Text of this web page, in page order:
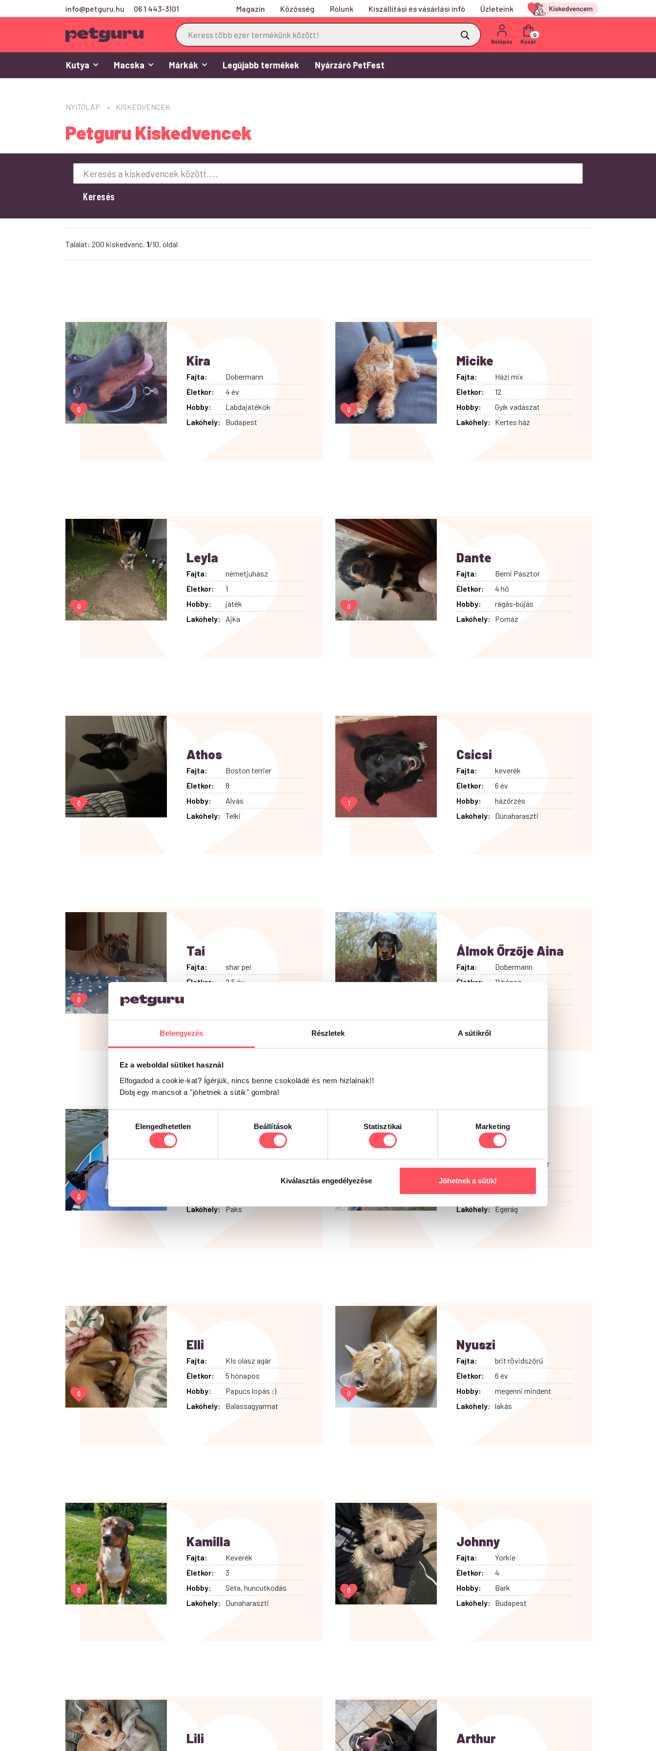
Beleegyezés Részletek A sütikről
Ez a weboldal sütiket használ
Elfogadod a cookie-kat? Ígérjük, nincs benne csokoládé és nem hizlalnak!!
Dobj egy mancsot a "jöhetnek a sütik" gombra!
Hozzájárulás
kiválasztásaElengedhetetlen Beállítások Statisztikai Marketing
Kiválasztás engedélyezése Jöhetnek a sütik!
info@petguru.hu 06 1 443-3101 Magazin Közösség Rólunk Kiszállítási és vásárlási infó Üzleteink
Kiskedvencem
Products
search
0
Kutya Macska Márkák Legújabb termékek Nyárzáró PetFest
NYITÓLAP KISKEDVENCEK
Petguru Kiskedvencek
Keresés
Találat: 200 kiskedvenc. 1/10. oldal
0
Kira
Fajta:
Dobermann
Életkor:
4 év
Hobby:
Labdajátékok
Lakóhely:
Budapest
0
Micike
Fajta:
Házi mix
Életkor:
12
Hobby:
Gyík vadászat
Lakóhely:
Kertes ház
0
Leyla
Fajta:
németjuhász
Életkor:
1
Hobby:
játék
Lakóhely:
Ajka
0
Dante
Fajta:
Berni Pásztor
Életkor:
4 hó
Hobby:
rágás-bújás
Lakóhely:
Pomáz
0
Athos
Fajta:
Boston terrier
Életkor:
8
Hobby:
Alvás
Lakóhely:
Telki
1
Csicsi
Fajta:
keverék
Életkor:
6 év
Hobby:
házőrzés
Lakóhely:
Dunaharaszti
0
Tai
Fajta:
shar pei
Életkor:
2.5 év
Álmok Őrzője Aina
Fajta:
Dobermann
Életkor:
11 hónap
0
Lakóhely: Paks
Lola
Ausztrál pásztor
Életkor:
8 év
Hobby:
Agility
Lakóhely: Egerág
0
Elli
Fajta:
KIs olasz agár
Életkor:
5 hónapos
Hobby:
Papucs lopás :)
Lakóhely:
Balassagyarmat
0
Nyuszi
Fajta:
brit rövidszőrű
Életkor:
6 év
Hobby:
megenni mindent
Lakóhely:
lakás
0
Kamilla
Fajta:
Keverék
Életkor:
3
Hobby:
Séta, huncutkodás
Lakóhely:
Dunaharaszti
0
Johnny
Fajta:
Yorkie
Életkor:
4
Hobby:
Bark
Lakóhely:
Budapest
Lili Arthur